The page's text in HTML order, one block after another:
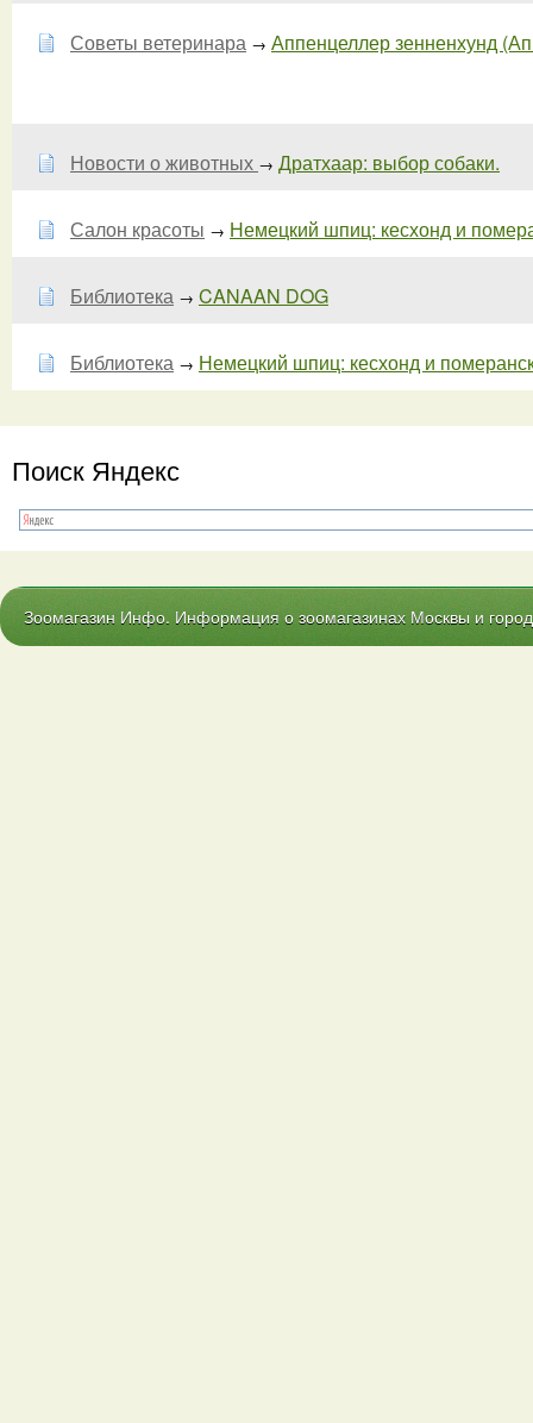
Советы ветеринара → Аппенцеллер зенненхунд
Новости о животных → Дратхаар: выбор собаки.
Салон красоты → Немецкий шпиц: кесхонд и
Библиотека → CANAAN DOG
Библиотека → Немецкий шпиц: кесхонд и
Поиск Яндекс
Зоомагазин Инфо. Информация о зоомагазинах Москвы и